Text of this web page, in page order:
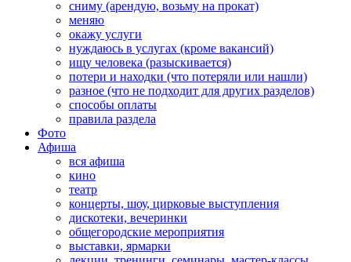
сниму (арендую, возьму на прокат)
меняю
окажу услуги
нуждаюсь в услугах (кроме вакансий)
ищу человека (разыскивается)
потери и находки (что потеряли или нашли)
разное (что не подходит для других разделов)
способы оплаты
правила раздела
Фото
Афиша
вся афиша
кино
театр
концерты, шоу, цирковые выступления
дискотеки, вечеринки
общегородские мероприятия
выставки, ярмарки